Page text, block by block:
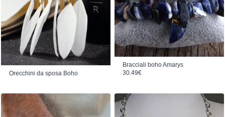
Orecchini da sposa Boho
Bracciali boho Amarys
30.49€